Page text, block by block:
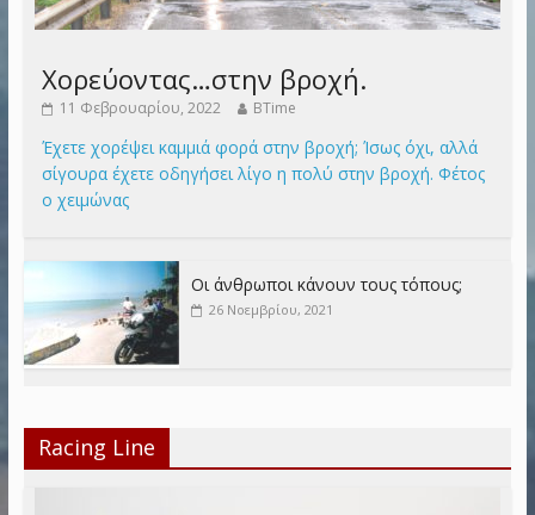
Χορεύοντας…στην βροχή.
11 Φεβρουαρίου, 2022 BTime
Έχετε χορέψει καμμιά φορά στην βροχή; Ίσως όχι, αλλά
σίγουρα έχετε οδηγήσει λίγο η πολύ στην βροχή. Φέτος
ο χειμώνας
Οι άνθρωποι κάνουν τους τόπους;
26 Νοεμβρίου, 2021
Racing Line